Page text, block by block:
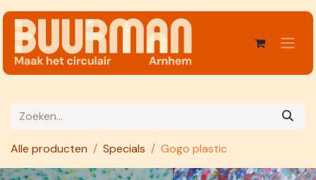
Alle producten Specials Gogo plastic